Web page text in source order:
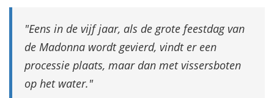
Eens in de vijf jaar, als de grote feestdag van
de Madonna wordt gevierd, vindt er een
processie plaats, maar dan met vissersboten
op het water.